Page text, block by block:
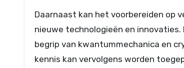
Daarnaast kan het voorbereiden op
nieuwe technologieën en
begrip van kwantummechanica en
kennis kan vervolgens worden